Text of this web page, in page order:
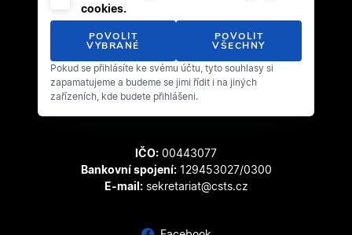
Český svaz tanečního sportu
Zátopkova 100/2
169 00 Praha 6 - Břevnov
IČO: 00443077
Bankovní spojení:129453027/0300
E-mail:sekretariat@csts.cz
cookies.
POVOLIT
VYBRANÉ
POVOLIT
VŠECHNY
Pokud se přihlásíte ke svému účtu, tyto souhlasy si
zapamatujeme a budeme se jimi řídit i na jiných
zařízeních, kde budete přihlášeni.